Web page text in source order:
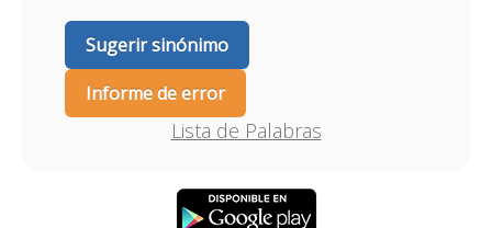
Sugerir sinónimo
Informe de error
Lista de Palabras